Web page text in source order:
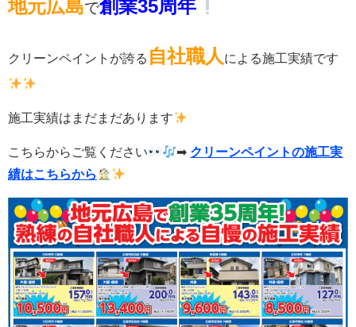
地元広島で創業35周年
クリーンペイントが誇る 自社職人 による施工実績です
施工実績はまだまだあります
こちらからご覧ください ➡ クリーンペイントの施工実
績はこちらから